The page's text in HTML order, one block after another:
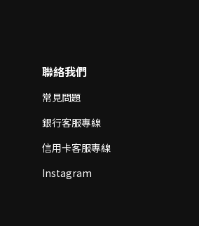
聯絡我們
常見問題
銀行客服專線
信用卡客服專線
Instagram